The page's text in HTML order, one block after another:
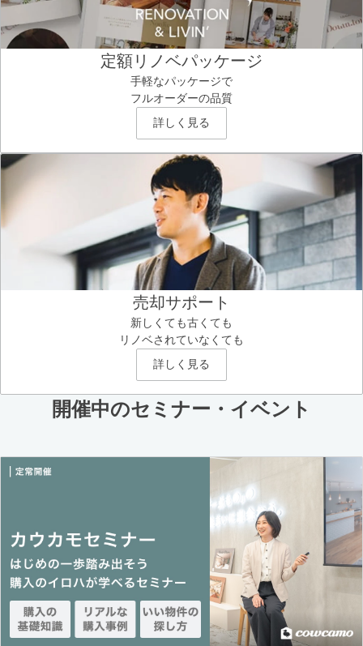
定額リノベパッケージ
手軽なパッケージで
フルオーダーの品質
詳しく見る
売却サポート
新しくても古くても
リノベされていなくても
詳しく見る
開催中のセミナー・イベント